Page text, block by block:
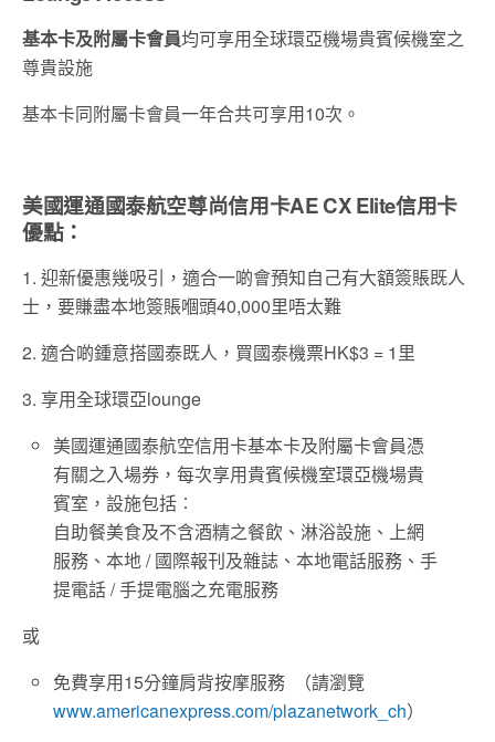
基本卡及附屬卡會員均可享用全球環亞機場貴賓候機室之
尊貴設施
基本卡同附屬卡會員一年合共可享用10次。
美國運通國泰航空尊尚信用卡AE CX Elite信用卡
優點：
1. 迎新優惠幾吸引，適合一啲會預知自己有大額簽賬既人
士，要賺盡本地簽賬嗰頭40,000里唔太難
2. 適合啲鍾意搭國泰既人，買國泰機票HK$3 = 1里
3. 享用全球環亞lounge
美國運通國泰航空信用卡基本卡及附屬卡會員憑
有關之入場券，每次享用貴賓候機室環亞機場貴
賓室，設施包括︰
自助餐美食及不含酒精之餐飲、淋浴設施、上網
服務、本地 / 國際報刊及雜誌、本地電話服務、手
提電話 / 手提電腦之充電服務
或
免費享用15分鐘肩背按摩服務 （請瀏覽
www.americanexpress.com/plazanetwork_ch）